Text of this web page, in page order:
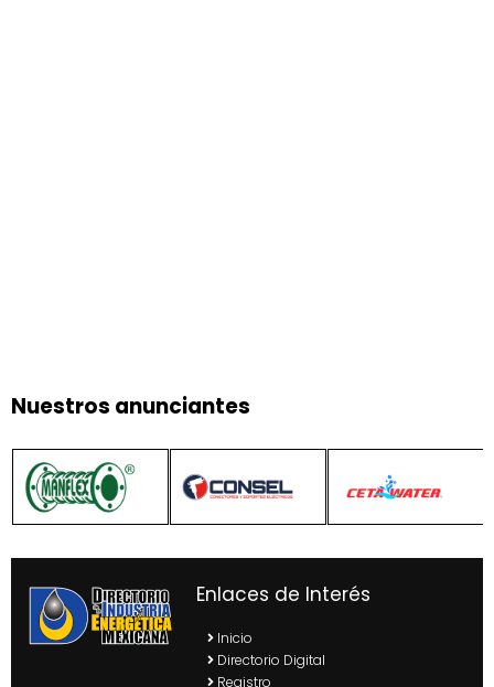
Nuestros anunciantes
Enlaces de Interés
Inicio
Directorio Digital
Registro